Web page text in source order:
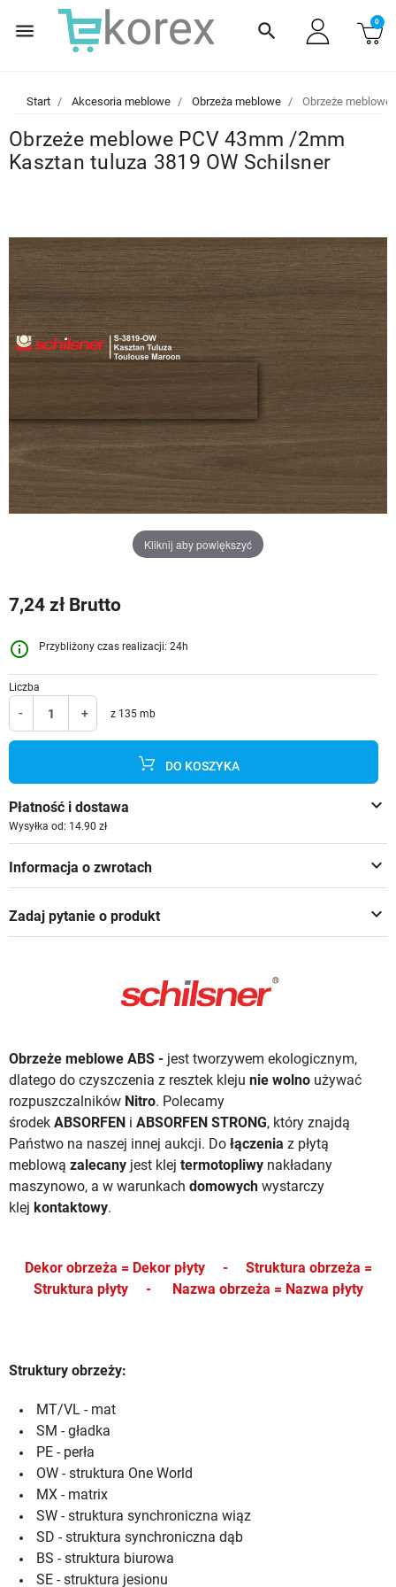
menu search 0
Start Akcesoria meblowe Obrzeża meblowe Obrzeże meblowe
Obrzeże meblowe PCV 43mm /2mm
Kasztan tuluza 3819 OW Schilsner
Kliknij aby powiększyć
7,24 zł Brutto
info_outline Przybliżony czas realizacji: 24h
Liczba
- + z 135 mb
DO KOSZYKA
keyboard_arrow_down
Płatność i dostawa
Wysyłka od: 14.90 zł
keyboard_arrow_down
Informacja o zwrotach
keyboard_arrow_down
Zadaj pytanie o produkt
Obrzeże meblowe ABS - jest tworzywem ekologicznym,
dlatego do czyszczenia z resztek kleju nie wolno używać
rozpuszczalników Nitro. Polecamy
środek ABSORFEN i ABSORFEN STRONG, który znajdą
Państwo na naszej innej aukcji. Do łączenia z płytą
meblową zalecany jest klej termotopliwy nakładany
maszynowo, a w warunkach domowych wystarczy
klej kontaktowy.
Dekor obrzeża = Dekor płyty - Struktura obrzeża =
Struktura płyty - Nazwa obrzeża = Nazwa płyty
Struktury obrzeży:
MT/VL - mat
SM - gładka
PE - perła
OW - struktura One World
MX - matrix
SW - struktura synchroniczna wiąz
SD - struktura synchroniczna dąb
BS - struktura biurowa
SE - struktura jesionu